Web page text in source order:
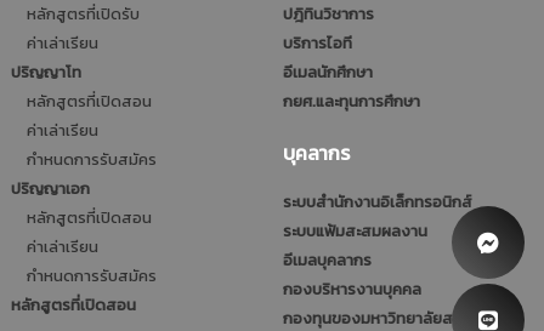
หลักสูตรที่เปิดรับ
ค่าเล่าเรียน
ปริญญาโท
หลักสูตรที่เปิดสอน
ค่าเล่าเรียน
กำหนดการรับสมัคร
ปริญญาเอก
หลักสูตรที่เปิดสอน
ค่าเล่าเรียน
กำหนดการรับสมัคร
หลักสูตรที่เปิดสอน
ปฎิทินวิชาการ
บริการไอที
อีเมลนักศึกษา
กยศ.และทุนการศึกษา
บุคลากร
ระบบสำนักงานอิเล็กทรอนิกส์
ระบบแฟ้มสะสมผลงาน
อีเมลบุคลากร
กองบริหารงานบุคคล
กองทุนของมหาวิทยาลัยสวนดุสิต